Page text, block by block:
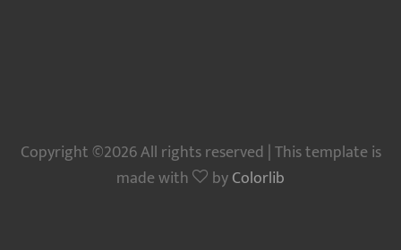
Copyright ©2026 All rights reserved | This template is
made with
byColorlib